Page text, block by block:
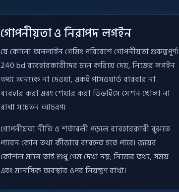
গোপনীয়তা ও নিরাপদ লগইন
যে কোনো অনলাইন গেমিং পরিবেশে গোপনীয়তা গুরুত্বপূর্ণ।
240 bd ব্যবহারকারীদের মনে করিয়ে দেয়, নিজের লগইন
তথ্য অন্যকে না দেওয়া, একই পাসওয়ার্ড বারবার না
ব্যবহার করা এবং শেয়ার করা ডিভাইসে সেশন খোলা না
রাখা সচেতন আচরণ।
গোপনীয়তা নীতি ও শর্তাবলী পড়লে ব্যবহারকারী বুঝতে
পারেন কোন তথ্য কীভাবে ব্যবহৃত হতে পারে। জয়ের
কৌশল মানে তাই শুধু গেম দেখা নয়; নিজের তথ্য, সময়
এবং মানসিক অবস্থার ওপর নিয়ন্ত্রণ রাখা।